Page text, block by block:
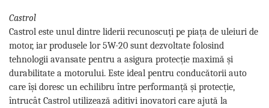
Castrol
Castrol este unul dintre liderii recunoscuți pe piața de uleiuri de
motor, iar produsele lor 5W-20 sunt dezvoltate folosind
tehnologii avansate pentru a asigura protecție maximă și
durabilitate a motorului. Este ideal pentru conducătorii auto
care își doresc un echilibru între performanță și protecție,
întrucât Castrol utilizează aditivi inovatori care ajută la